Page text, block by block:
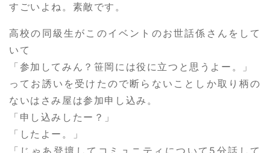
すごいよね。素敵です。
高校の同級生がこのイベントのお世話係さんをして
いて
「参加してみん？笹岡には役に立つと思うよー。」
ってお誘いを受けたので断らないことしか取り柄の
ないはさみ屋は参加申し込み。
「申し込みしたー？」
「したよー。」